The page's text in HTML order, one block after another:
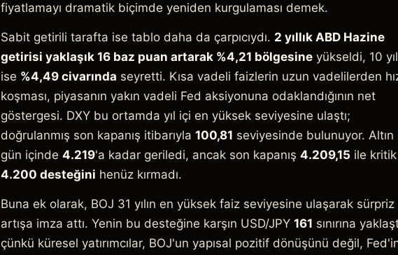
fiyatlamayı dramatik biçimde yeniden kurgulaması demek.
Sabit getirili tarafta ise tablo daha da çarpıcıydı. 2 yıllık ABD Hazine
getirisi yaklaşık 16 baz puan artarak %4,21 bölgesine yükseldi, 10
ise %4,49 civarında seyretti. Kısa vadeli faizlerin uzun vadelilerden
koşması, piyasanın yakın vadeli Fed aksiyonuna odaklandığının net
göstergesi. DXY bu ortamda yıl içi en yüksek seviyesine ulaştı;
doğrulanmış son kapanış itibarıyla 100,81 seviyesinde bulunuyor. Altın
gün içinde 4.219'a kadar geriledi, ancak son kapanış 4.209,15 ile kritik
4.200 desteğini henüz kırmadı.
Buna ek olarak, BOJ 31 yılın en yüksek faiz seviyesine ulaşarak
artışa imza attı. Yenin bu desteğine karşın USD/JPY 161 sınırına
çünkü küresel yatırımcılar, BOJ'un yapısal pozitif dönüşünü değil,